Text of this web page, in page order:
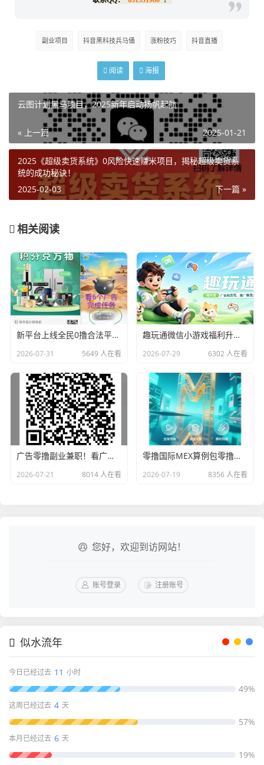
副业项目 抖音黑科技兵马俑 涨粉技巧 抖音直播
阅读 海报
云图计划黑马项目，2025新年启动扬帆起航
« 上一篇 2025-01-21
2025《超级卖货系统》0风险快速赚米项目，揭秘超级卖货系
统的成功秘诀！
下一篇 »
2025-02-03
相关阅读
新平台上线全民0撸合法平台6个广告滑落模式
2026-07-31 5649 人在看
趣玩通微信小游戏福利升级！新人红包+每日红包人人有份，零门槛上手
2026-07-29 6302 人在看
广告零撸副业兼职！看广告赚钱真实体验，免费分享
2026-07-21 8014 人在看
零撸国际MEX算例包零撸卷轴无广告一/键领取
2026-07-19 8356 人在看
您好，欢迎到访网站！
账号登录 注册账号
似水流年
今日已经过去 11 小时
49%
这周已经过去 4 天
57%
本月已经过去 6 天
19%